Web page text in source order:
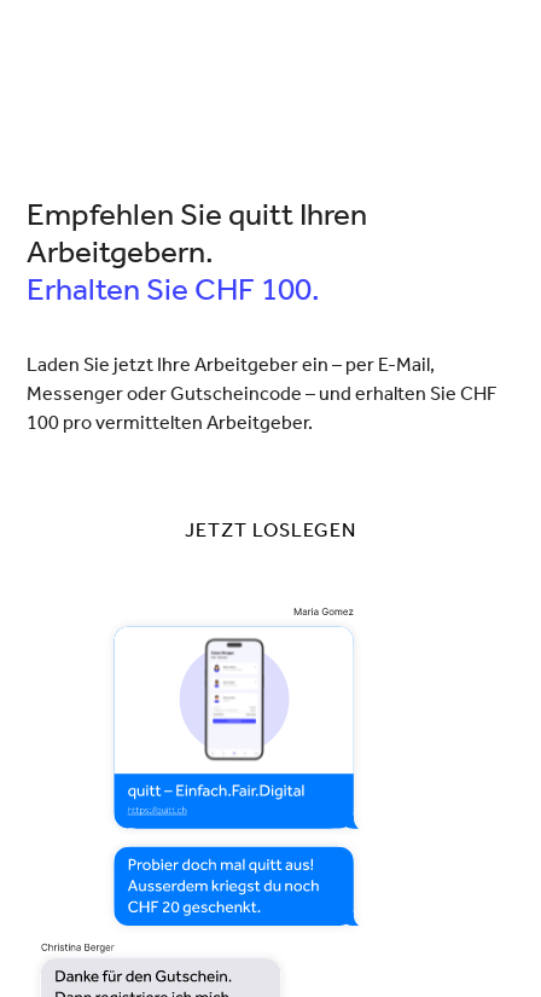
Empfehlen Sie quitt Ihren
Arbeitgebern.
Erhalten Sie CHF 100.
Laden Sie jetzt Ihre Arbeitgeber ein – per E-Mail,
Messenger oder Gutscheincode – und erhalten Sie CHF
100 pro vermittelten Arbeitgeber.
JETZT LOSLEGEN